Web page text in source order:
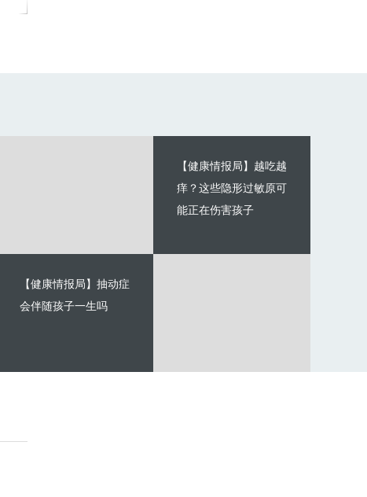
【健康情报局】越吃越
痒？这些隐形过敏原可
能正在伤害孩子
【健康情报局】抽动症
会伴随孩子一生吗